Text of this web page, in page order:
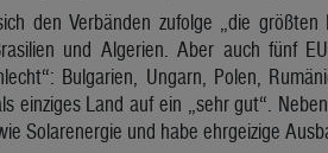
den Verbänden zufolge „die
und Algerien. Aber auch fünf
Bulgarien, Ungarn, Polen,
einziges Land auf ein „sehr gut“.
Solarenergie und habe ehrgeizige